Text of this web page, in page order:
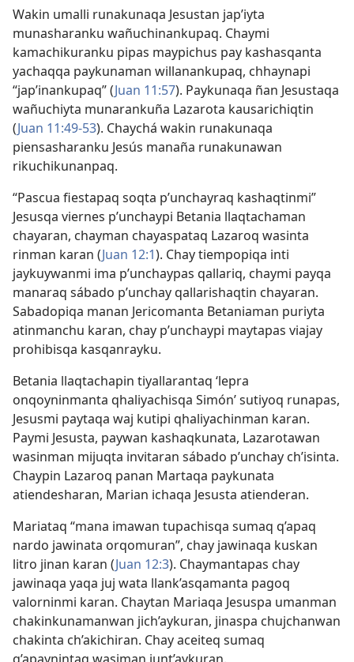
Wakin umalli runakunaqa Jesustan jap’iyta
munasharanku wañuchinankupaq. Chaymi
kamachikuranku pipas maypichus pay kashasqanta
yachaqqa paykunaman willanankupaq, chhaynapi
“jap’inankupaq” (Juan 11:57). Paykunaqa ñan Jesustaqa
wañuchiyta munarankuña Lazarota kausarichiqtin
(Juan 11:49-53). Chaychá wakin runakunaqa
piensasharanku Jesús manaña runakunawan
rikuchikunanpaq.
“Pascua fiestapaq soqta p’unchayraq kashaqtinmi”
Jesusqa viernes p’unchaypi Betania llaqtachaman
chayaran, chayman chayaspataq Lazaroq wasinta
rinman karan (Juan 12:1). Chay tiempopiqa inti
jaykuywanmi ima p’unchaypas qallariq, chaymi payqa
manaraq sábado p’unchay qallarishaqtin chayaran.
Sabadopiqa manan Jericomanta Betaniaman puriyta
atinmanchu karan, chay p’unchaypi maytapas viajay
prohibisqa kasqanrayku.
Betania llaqtachapin tiyallarantaq ‘lepra
onqoyninmanta qhaliyachisqa Simón’ sutiyoq runapas,
Jesusmi paytaqa waj kutipi qhaliyachinman karan.
Paymi Jesusta, paywan kashaqkunata, Lazarotawan
wasinman mijuqta invitaran sábado p’unchay ch’isinta.
Chaypin Lazaroq panan Martaqa paykunata
atiendesharan, Marian ichaqa Jesusta atienderan.
Mariataq “mana imawan tupachisqa sumaq q’apaq
nardo jawinata orqomuran”, chay jawinaqa kuskan
litro jinan karan (Juan 12:3). Chaymantapas chay
jawinaqa yaqa juj wata llank’asqamanta pagoq
valorninmi karan. Chaytan Mariaqa Jesuspa umanman
chakinkunamanwan jich’aykuran, jinaspa chujchanwan
chakinta ch’akichiran. Chay aceiteq sumaq